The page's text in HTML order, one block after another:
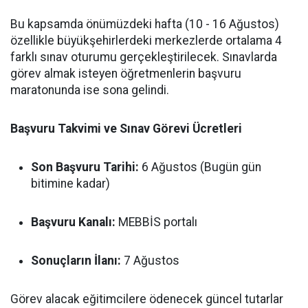
Bu kapsamda önümüzdeki hafta (10 - 16 Ağustos)
özellikle büyükşehirlerdeki merkezlerde ortalama 4
farklı sınav oturumu gerçekleştirilecek. Sınavlarda
görev almak isteyen öğretmenlerin başvuru
maratonunda ise sona gelindi.
Başvuru Takvimi ve Sınav Görevi Ücretleri
Son Başvuru Tarihi: 6 Ağustos (Bugün gün
bitimine kadar)
Başvuru Kanalı: MEBBİS portalı
Sonuçların İlanı: 7 Ağustos
Görev alacak eğitimcilere ödenecek güncel tutarlar